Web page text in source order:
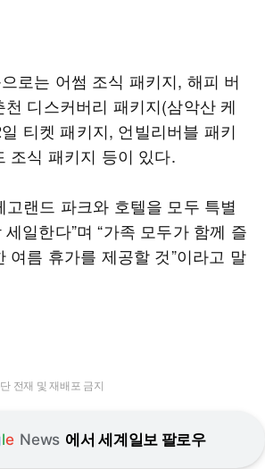
로는 어썸 조식 패키지, 해피 버
디스커버리 패키지(삼악산 케
티켓 패키지, 언빌리버블 패키
조식 패키지 등이 있다.
고랜드 파크와 호텔을 모두 특별
일한다”며 “가족 모두가 함께 즐
여름 휴가를 제공할 것”이라고 말
전재 및 재배포 금지
le News 에서 세계일보 팔로우